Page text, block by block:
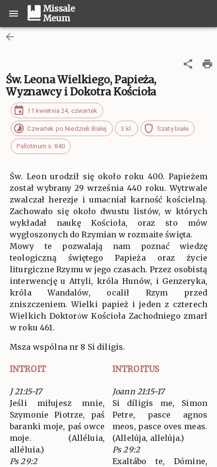
Missale
Meum
Św. Leona Wielkiego, Papieża,
Wyznawcy i Dokotra Kościoła
11 kwietnia 24, czwartek
Czwartek po Niedzieli Białej 3 kl. Szaty białe
Pallotinum s. 840
Św. Leon urodził się około roku 400. Papieżem
został wybrany 29 września 440 roku. Wytrwale
zwalczał herezje i umacniał karność kościelną.
Zachowało się około dwustu listów, w których
wykładał naukę Kościoła, oraz sto mów
wygłoszonych do Rzymian w rozmaite święta.
Mowy te pozwalają nam poznać wiedzę
teologiczną świętego Papieża oraz życie
liturgiczne Rzymu w jego czasach. Przez osobistą
interwencję u Attyli, króla Hunów, i Genzeryka,
króla Wandalów, ocalił Rzym przed
zniszczeniem. Wielki papież i jeden z czterech
Wielkich Doktorόw Kościoła Zachodniego zmarł
w roku 461.
Msza wspólna nr 8 Si diligis.
INTROIT INTROITUS
J 21:15-17
Jeśli miłujesz mnie,
Szymonie Piotrze, paś
baranki moje, paś owce
moje. (Alléluia,
alléluia.)
Ps 29:2
Joann 21:15-17
Si díligis me, Simon
Petre, pasce agnos
meos, pasce oves meas.
(Allelúja, allelúja.)
Ps 29:2
Exaltábo te, Dómine,